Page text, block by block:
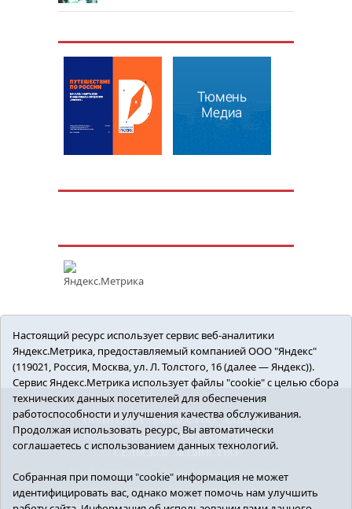
ПОЛИТИКА ОБЩЕСТВО
СПОРТ
ЭКОНОМИКА
ЗДРАВООХРАНЕНИЕ
СЕЛЬСКОЕ ХОЗЯЙСТВО
12+ © 2018 Armizon72.ру. Главный редактор:
Мелешко Владимир Михайлович. Учредитель:
АНО «ИИЦ «Армизонский вестник». E-mail:
Настоящий ресурс использует сервис веб-аналитики
Яндекс.Метрика, предоставляемый компанией ООО "Яндекс"
(119021, Россия, Москва, ул. Л. Толстого, 16 (далее — Яндекс)).
Сервис Яндекс.Метрика использует файлы "cookie" с целью сбора
технических данных посетителей для обеспечения
работоспособности и улучшения качества обслуживания.
Продолжая использовать ресурс, Вы автоматически
соглашаетесь с использованием данных технологий.
Собранная при помощи "cookie" информация не может
идентифицировать вас, однако может помочь нам улучшить